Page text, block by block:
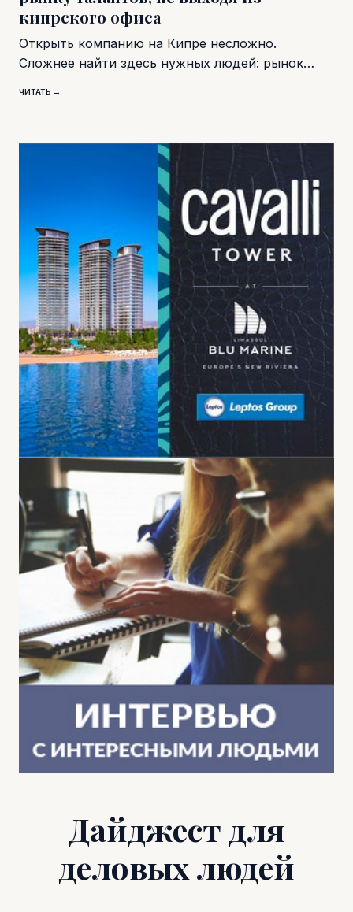
кипрского офиса
Открыть компанию на Кипре несложно.
Сложнее найти здесь нужных людей: рынок…
ЧИТАТЬ →
Дайджест для
деловых людей